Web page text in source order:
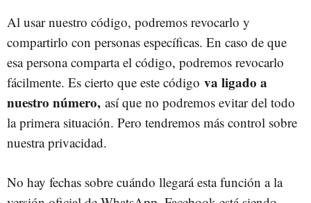
Al usar nuestro código, podremos revocarlo y
compartirlo con personas específicas. En caso de que
esa persona comparta el código, podremos revocarlo
fácilmente. Es cierto que este código va ligado a
nuestro número, así que no podremos evitar del todo
la primera situación. Pero tendremos más control sobre
nuestra privacidad.
No hay fechas sobre cuándo llegará esta función a la